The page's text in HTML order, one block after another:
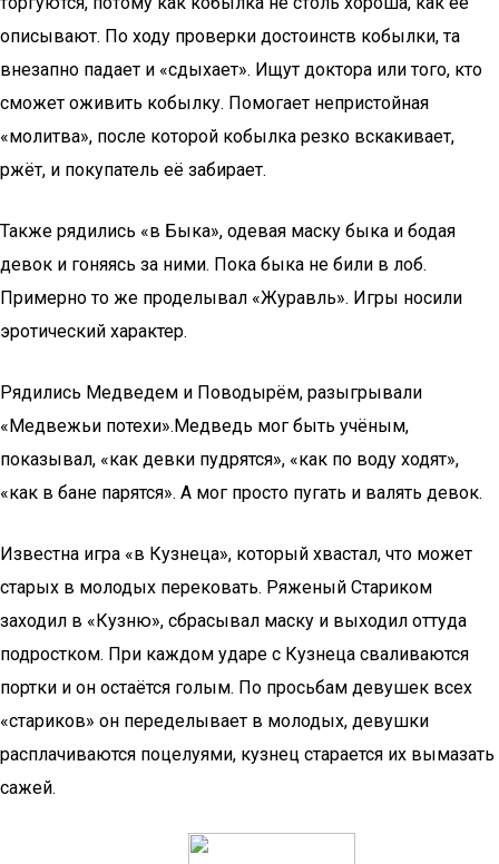
описывают. По ходу проверки достоинств кобылки, та
внезапно падает и «сдыхает». Ищут доктора или того, кто
сможет оживить кобылку. Помогает непристойная
«молитва», после которой кобылка резко вскакивает,
ржёт, и покупатель её забирает.
Также рядились «в Быка», одевая маску быка и бодая
девок и гоняясь за ними. Пока быка не били в лоб.
Примерно то же проделывал «Журавль». Игры носили
эротический характер.
Рядились Медведем и Поводырём, разыгрывали
«Медвежьи потехи».Медведь мог быть учёным,
показывал, «как девки пудрятся», «как по воду ходят»,
«как в бане парятся». А мог просто пугать и валять девок.
Известна игра «в Кузнеца», который хвастал, что может
старых в молодых перековать. Ряженый Стариком
заходил в «Кузню», сбрасывал маску и выходил оттуда
подростком. При каждом ударе с Кузнеца сваливаются
портки и он остаётся голым. По просьбам девушек всех
«стариков» он переделывает в молодых, девушки
расплачиваются поцелуями, кузнец старается их вымазать
сажей.